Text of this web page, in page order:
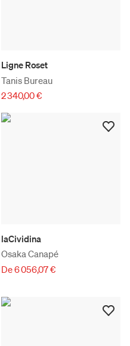
Ligne Roset
Tanis Bureau
2 340,00 €
laCividina
Osaka Canapé
De 6 056,07 €